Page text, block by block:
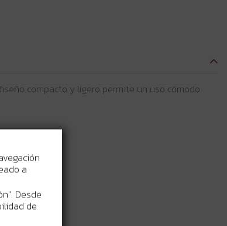
compacto y ligero permite un uso cómodo
a
Desde
de